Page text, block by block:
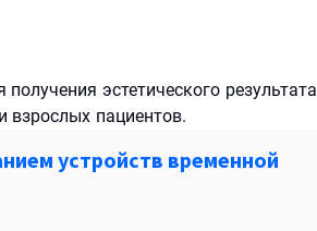
эстетического результата
взрослых пациентов.
устройств временной